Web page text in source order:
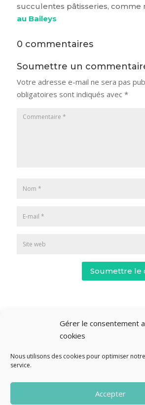
Gérer le consentement
cookies
Nous utilisons des cookies pour optimiser
service.
Accepter
succulentes pâtisseries, comme
au Baileys
0 commentaires
Soumettre un
Votre adresse e-mail ne sera pas
obligatoires sont indiqués avec *
Soumettre le
Mentions légales